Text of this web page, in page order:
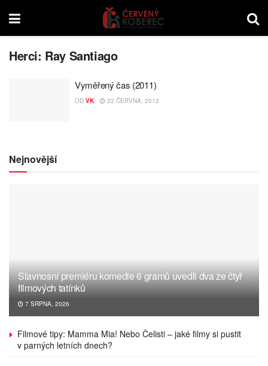
Herci: Ray Santiago
Vyměřený čas (2011)
OD VK 22 ČERVNA, 2012
Nejnovější
Slavnosní premiéru komedie 6 gramů uvedli dva ze čtyř
filmových tatínků
7 SRPNA, 2026
Filmové tipy: Mamma Mia! Nebo Čelisti – jaké filmy si pustit
v parných letních dnech?